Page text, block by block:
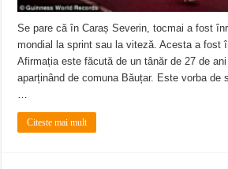
Se pare că în Caraș Severin, tocmai a fost
mondial la sprint sau la viteză. Acesta a fost
Afirmația este făcută de un tânăr de 27 de
aparținând de comuna Băuțar. Este vorba de
…
Citeste mai mult